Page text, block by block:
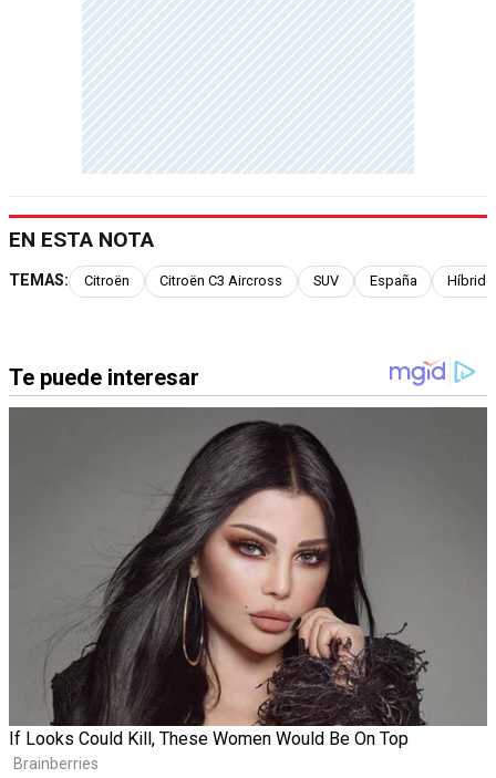
EN ESTA NOTA
TEMAS: Citroën Citroën C3 Aircross SUV España Híbrido